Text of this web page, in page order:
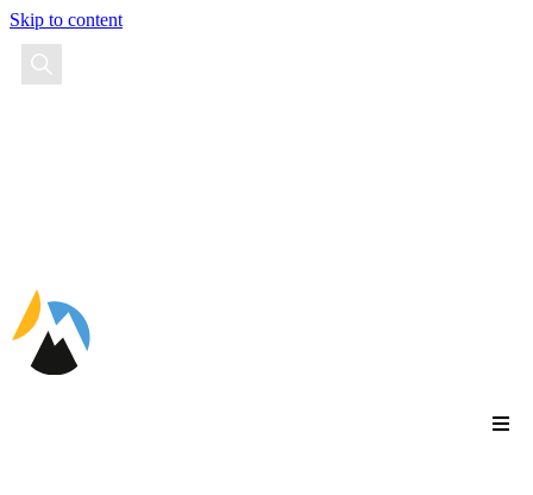
Skip to content